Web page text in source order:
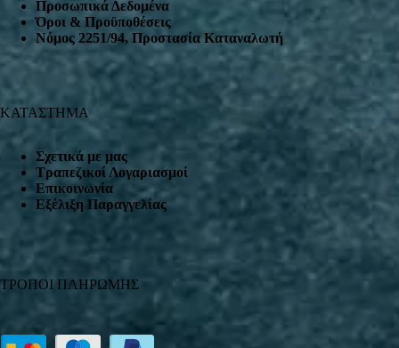
Προσωπικά Δεδομένα
Όροι & Προϋποθέσεις
Nόμος 2251/94, Προστασία Καταναλωτή
ΚΑΤΑΣΤΗΜΑ
Σχετικά με μας
Τραπεζικοί Λογαριασμοί
Επικοινωνία
Εξέλιξη Παραγγελίας
ΤΡΟΠΟΙ ΠΛΗΡΩΜΗΣ